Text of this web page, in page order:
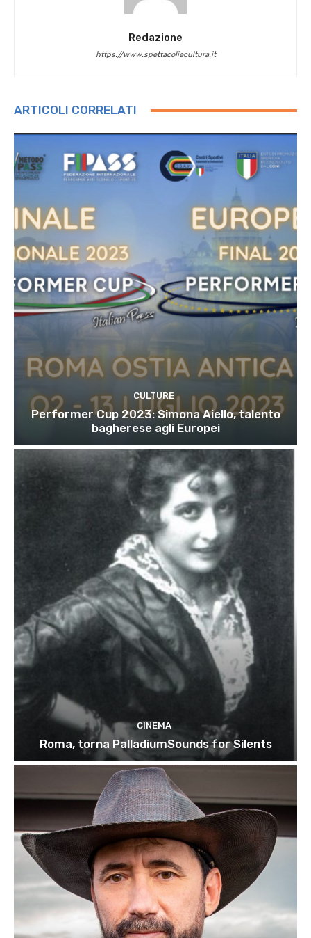
Redazione
https://www.spettacoliecultura.it
ARTICOLI CORRELATI
CULTURE
Performer Cup 2023: Simona Aiello, talento
bagherese agli Europei
CINEMA
Roma, torna PalladiumSounds for Silents